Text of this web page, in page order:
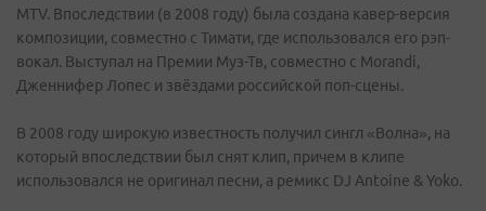
MTV. Впоследствии (в 2008 году) была создана кавер-версия
композиции, совместно с Тимати, где использовался его рэп-
вокал. Выступал на Премии Муз-Тв, совместно с Morandi,
Дженнифер Лопес и звёздами российской поп-сцены.
В 2008 году широкую известность получил сингл «Волна», на
который впоследствии был снят клип, причем в клипе
использовался не оригинал песни, а ремикс DJ Antoine & Yoko.